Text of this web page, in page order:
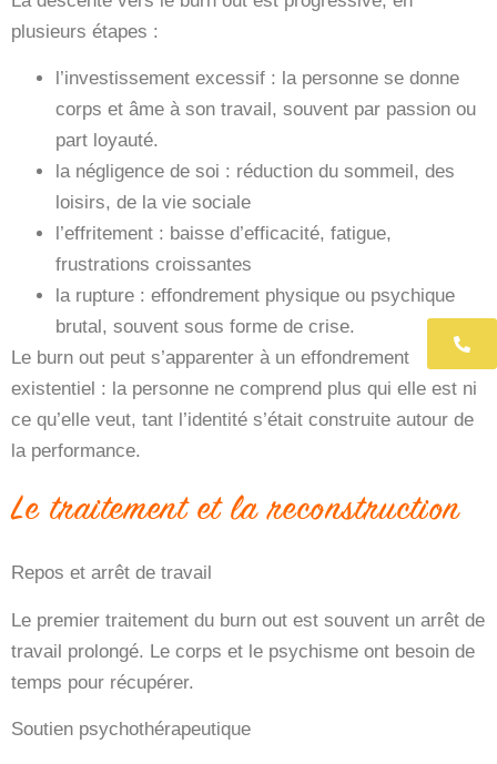
plusieurs étapes :
l’investissement excessif : la personne se donne
corps et âme à son travail, souvent par passion ou
part loyauté.
la négligence de soi : réduction du sommeil, des
loisirs, de la vie sociale
l’effritement : baisse d’efficacité, fatigue,
frustrations croissantes
la rupture : effondrement physique ou psychique
brutal, souvent sous forme de crise.
Le burn out peut s’apparenter à un effondrement
existentiel : la personne ne comprend plus qui elle est ni
ce qu’elle veut, tant l’identité s’était construite autour de
la performance.
Le traitement et la reconstruction
Repos et arrêt de travail
Le premier traitement du burn out est souvent un arrêt de
travail prolongé. Le corps et le psychisme ont besoin de
temps pour récupérer.
Soutien psychothérapeutique